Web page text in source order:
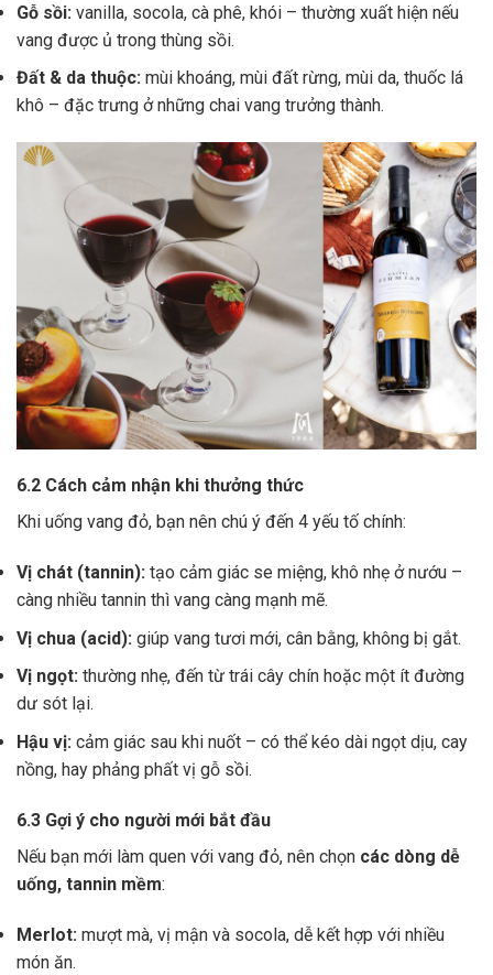
Gỗ sồi: vanilla, socola, cà phê, khói – thường xuất hiện nếu
vang được ủ trong thùng sồi.
Đất & da thuộc: mùi khoáng, mùi đất rừng, mùi da, thuốc lá
khô – đặc trưng ở những chai vang trưởng thành.
6.2 Cách cảm nhận khi thưởng thức
Khi uống vang đỏ, bạn nên chú ý đến 4 yếu tố chính:
Vị chát (tannin): tạo cảm giác se miệng, khô nhẹ ở nướu –
càng nhiều tannin thì vang càng mạnh mẽ.
Vị chua (acid): giúp vang tươi mới, cân bằng, không bị gắt.
Vị ngọt: thường nhẹ, đến từ trái cây chín hoặc một ít đường
dư sót lại.
Hậu vị: cảm giác sau khi nuốt – có thể kéo dài ngọt dịu, cay
nồng, hay phảng phất vị gỗ sồi.
6.3 Gợi ý cho người mới bắt đầu
Nếu bạn mới làm quen với vang đỏ, nên chọn các dòng dễ
uống, tannin mềm:
Merlot: mượt mà, vị mận và socola, dễ kết hợp với nhiều
món ăn.